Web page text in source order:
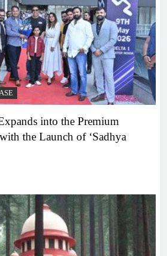
into the Premium
the Launch of ‘Sadhya